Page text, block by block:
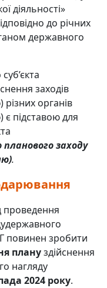
діяльності»
до річних
державного
заходів
органів
підставою для
заходу
.
проведення
повинен зробити
плануздійснення
нагляду
2024 року.